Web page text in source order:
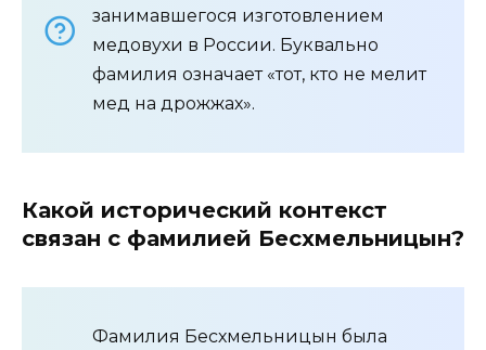
занимавшегося изготовлением
медовухи в России. Буквально
фамилия означает «тот, кто не мелит
мед на дрожжах».
Какой исторический контекст
связан с фамилией Бесхмельницын?
Фамилия Бесхмельницын была